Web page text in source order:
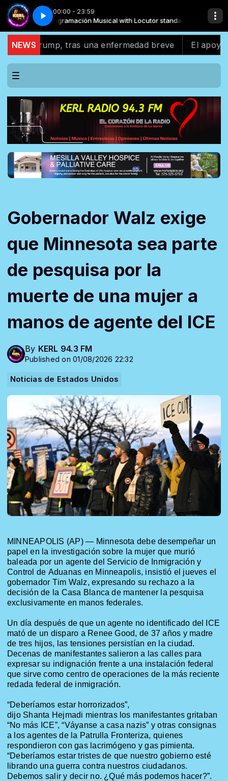
00:00 - 23:59
Programación Musical with Locutor standard
Nell Alvarez - Como Borrarla
NEWStras una enfermedad breve El apoyo latino a
Gobernador Walz exige
que Minnesota sea parte
de pesquisa por la
muerte de una mujer a
manos de agente del ICE
By KERL 94.3 FM
Published on 01/08/2026 22:32
Noticias de Estados Unidos
MINNEAPOLIS (AP) — Minnesota debe desempeñar un
papel en la investigación sobre la mujer que murió
baleada por un agente del Servicio de Inmigración y
Control de Aduanas en Minneapolis, insistió el jueves el
gobernador Tim Walz, expresando su rechazo a la
decisión de la Casa Blanca de mantener la pesquisa
exclusivamente en manos federales.
Un día después de que un agente no identificado del ICE
mató de un disparo a Renee Good, de 37 años y madre
de tres hijos, las tensiones persistían en la ciudad.
Decenas de manifestantes salieron a las calles para
expresar su indignación frente a una instalación federal
que sirve como centro de operaciones de la más reciente
redada federal de inmigración.
“Deberíamos estar horrorizados”,
dijo Shanta Hejmadi mientras los manifestantes gritaban
“No más ICE”, “Váyanse a casa nazis” y otras consignas
a los agentes de la Patrulla Fronteriza, quienes
respondieron con gas lacrimógeno y gas pimienta.
“Deberíamos estar tristes de que nuestro gobierno esté
librando una guerra contra nuestros ciudadanos.
Debemos salir y decir no. ¿Qué más podemos hacer?”.